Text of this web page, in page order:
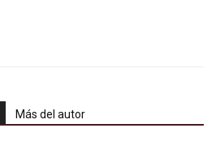
Más del autor